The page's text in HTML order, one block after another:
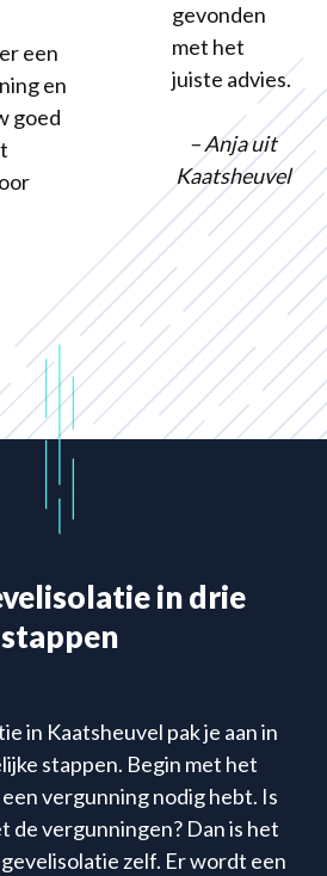
een
en
goed
gevonden
met het
juiste advies.
– Anja uit
Kaatsheuvel
in drie
stappen
in Kaatsheuvel pak je aan in
stappen. Begin met het
vergunning nodig hebt. Is
de vergunningen? Dan is het
zelf. Er wordt een